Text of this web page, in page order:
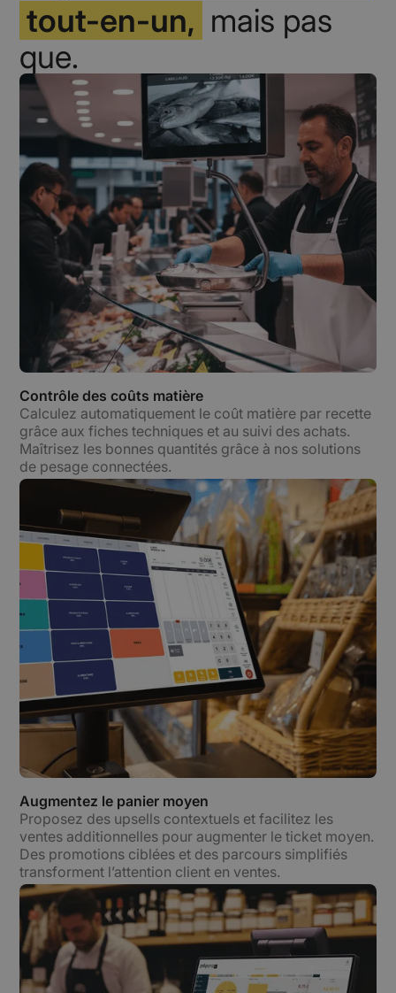
tout-en-un, mais pas
que.
Contrôle des coûts matière
Calculez automatiquement le coût matière par recette
grâce aux fiches techniques et au suivi des achats.
Maîtrisez les bonnes quantités grâce à nos solutions
de pesage connectées.
Augmentez le panier moyen
Proposez des upsells contextuels et facilitez les
ventes additionnelles pour augmenter le ticket moyen.
Des promotions ciblées et des parcours simplifiés
transforment l’attention client en ventes.